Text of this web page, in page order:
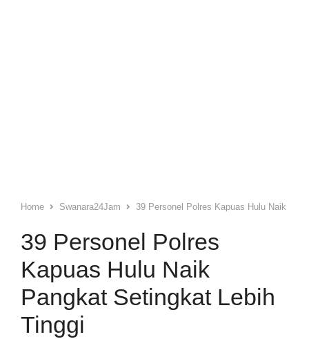
Home Swanara24Jam 39 Personel Polres Kapuas Hulu Naik
39 Personel Polres
Kapuas Hulu Naik
Pangkat Setingkat Lebih
Tinggi